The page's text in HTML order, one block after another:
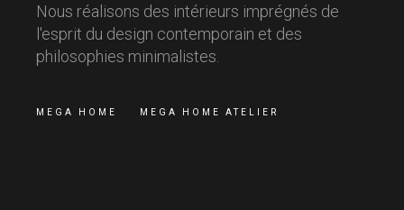
Nous réalisons des intérieurs imprégnés de
l'esprit du design contemporain et des
philosophies minimalistes.
MEGA HOME MEGA HOME ATELIER